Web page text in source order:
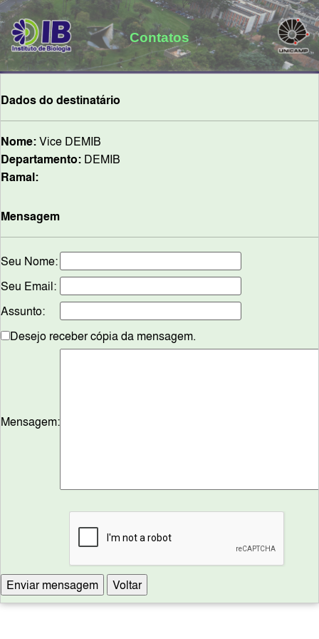
Contatos
Dados do destinatário
Nome:Vice DEMIB
Departamento: DEMIB
Ramal:
Mensagem
Seu Nome:
Seu Email:
Assunto:
Desejo receber cópia da mensagem.
Mensagem: